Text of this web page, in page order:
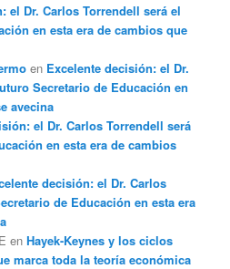
el Dr. Carlos Torrendell será el
en esta era de cambios que
en Excelente decisión: el Dr.
Secretario de Educación en
avecina
el Dr. Carlos Torrendell será
en esta era de cambios
decisión: el Dr. Carlos
de Educación en esta era
enHayek-Keynes y los ciclos
marca toda la teoría económica